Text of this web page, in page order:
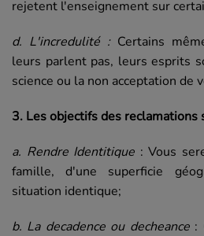
rejetent l'enseignement sur
d. L'incredulité : Certains
leurs parlent pas, leurs esprits
science ou la non acceptation de
3. Les objectifs des reclamations
a. Rendre Identitique : Vous
famille, d'une superficie
situation identique;
b. La decadence ou decheance: